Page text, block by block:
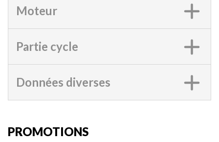
Moteur
Partie cycle
Données diverses
PROMOTIONS